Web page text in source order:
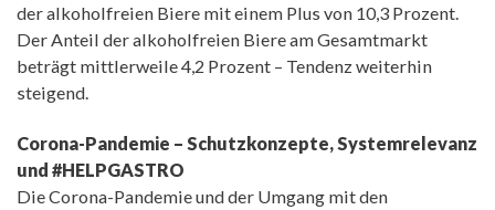
der alkoholfreien Biere mit einem Plus von 10,3 Prozent.
Der Anteil der alkoholfreien Biere am Gesamtmarkt
beträgt mittlerweile 4,2 Prozent – Tendenz weiterhin
steigend.
Corona-Pandemie – Schutzkonzepte, Systemrelevanz
und #HELPGASTRO
Die Corona-Pandemie und der Umgang mit den